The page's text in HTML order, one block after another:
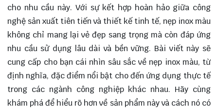
cho nhu cầu này. Với sự kết hợp hoàn hảo giữa công
nghệ sản xuất tiên tiến và thiết kế tinh tế, nẹp inox màu
không chỉ mang lại vẻ đẹp sang trọng mà còn đáp ứng
nhu cầu sử dụng lâu dài và bền vững. Bài viết này sẽ
cung cấp cho bạn cái nhìn sâu sắc về nẹp inox màu, từ
định nghĩa, đặc điểm nổi bật cho đến ứng dụng thực tế
trong các ngành công nghiệp khác nhau. Hãy cùng
khám pháđể hiểu rõ hơn về sản phẩm này và cách nó có